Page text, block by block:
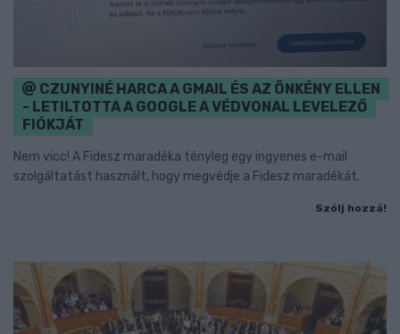
CZUNYINÉ HARCA A GMAIL ÉS AZ ÖNKÉNY ELLEN
- LETILTOTTA A GOOGLE A VÉDVONAL LEVELEZŐ
FIÓKJÁT
Nem vicc! A Fidesz maradéka tényleg egy ingyenes e-mail
szolgáltatást használt, hogy megvédje a Fidesz maradékát.
Szólj hozzá!